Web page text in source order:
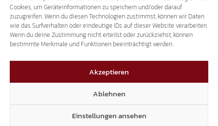
Cookies, um Geräteinformationen zu speichern und/oder darauf
zuzugreifen. Wenn du diesen Technologien zustimmst, können wir Daten
wie das Surfverhalten oder eindeutige IDs auf dieser Website verarbeiten.
Wenn du deine Zustimmung nicht erteilst oder zurückziehst, können
bestimmte Merkmale und Funktionen beeinträchtigt werden.
Akzeptieren
Ablehnen
Einstellungen ansehen
3.401
YouTube